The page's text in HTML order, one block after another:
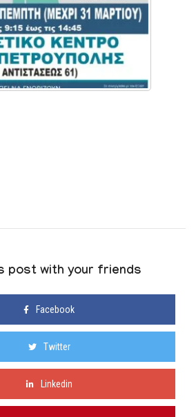
post with your friends
Facebook
Twitter
Linkedin